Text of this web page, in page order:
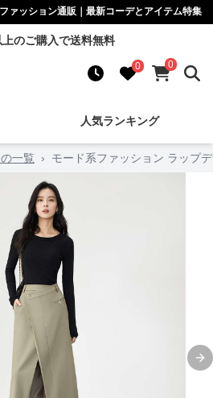
ァッション通販｜最新コーデとアイテム特集
のご購入で送料無料
0 0
人気ランキング
一覧 › モード系ファッション ラップ